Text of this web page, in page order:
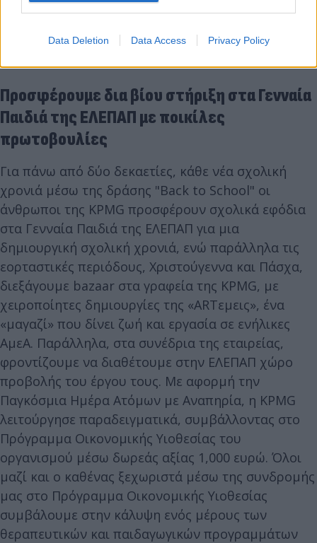
Data Deletion Data Access Privacy Policy
Προσφέρουμε δια βίου στήριξη στα Γενναία
Παιδιά της ΕΛΕΠΑΠ με ποικίλες
πρωτοβουλίες
Για πάνω από δύο δεκαετίες, κάθε νέα σχολική
χρονιά μέσω της δράσης "Back to School" οι
άνθρωποι της KPMG προσφέρουν σχολικά εφόδια
στα Γενναία Παιδιά της ΕΛΕΠΑΠ για μια
δημιουργική σχολική χρονιά, ενώ παράλληλα τις
εορταστικές περιόδους, Χριστούγεννα και Πάσχα,
διεξάγουμε bazaar στα γραφεία της KPMG, με
χειροποίητες δημιουργίες της «ARTεμεις», ένα
«μαγαζί» που δίνει ζωή και εργασία σε ενήλικες
ΑμεΑ. Παράλληλα, στα συνέδρια της εταιρείας,
φροντίζουμε να διαθέτουμε στην ΕΛΕΠΑΠ χώρο
προβολής του έργου τους. Με αφορμή την
Παγκόσμια Ημέρα Ατόμων με Αναπηρία, η KPMG
λειτούργησε παραδειγματικά, συμβάλλοντας στο
Πρόγραμμα Οικονομικής Υιοθεσίας του
οργανισμού μέσω δωρεάς αξίας 1,000 ευρώ. Όλοι
μαζί και ο καθένας ξεχωριστά μέσω της συνδρομής
μας στο Πρόγραμμα Οικονομικής Υιοθεσίας
συμβάλουμε στην κάλυψη ενός μέρους των
θεραπευτικών και παιδαγωγικών προγραμμάτων